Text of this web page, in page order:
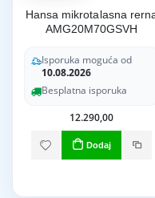
Hansa mikrotalasna
AMG20M70GSVH
Isporuka moguća od
10.08.2026
Besplatna isporuka
12.290,00
Dodaj